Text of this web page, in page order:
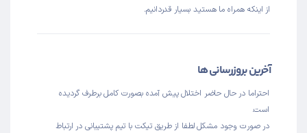
از اینکه همراه ما هستید بسیار قدردانیم.
آخرین بروزرسانی ها
احتراما در حال حاضر اختلال پیش آمده بصورت کامل برطرف گردیده
است.
در صورت وجود مشکل لطفا از طریق تیکت با تیم پشتیبانی در ارتباط